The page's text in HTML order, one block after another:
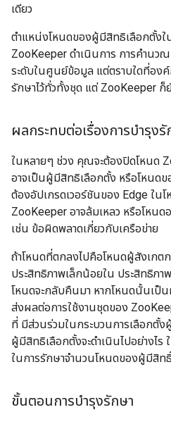
เดียว
ตำแหน่งโหนดของผู้มีสิทธิเลือกตั้ง
ZooKeeper ดำเนินการ การคำนว
ระดับในศูนย์ข้อมูล แต่ตราบใดที่องค์
รักษาไว้ทั่วทั้งชุด แต่ ZooKeeper ก็
ผลกระทบต่อเรื่องการบำรุงรั
ในหลายๆ ช่วง คุณจะต้องปิดโหนด
อาจเป็นผู้มีสิทธิเลือกตั้ง หรือโหนด
ต้องอัปเกรดเวอร์ชันของ Edge ใน
ZooKeeper อาจล้มเหลว หรือโหนด
เช่น ข้อผิดพลาดเกี่ยวกับเครือข่าย
ถ้าโหนดที่ตกลงไปคือโหนดผู้สังเกต
ประสิทธิภาพเล็กน้อยใน ประสิทธิภ
โหนดจะกลับคืนมา หากโหนดนั้นเป็
ส่งผลต่อการใช้งานชุดของ
ที่ มีส่วนร่วมในกระบวนการเลือกตั้ง
ผู้มีสิทธิเลือกตั้งจะดำเนินไปอย่างไ
ในการรักษาจำนวนโหนดของผู้มีสิท
ขั้นตอนการบำรุงรักษา